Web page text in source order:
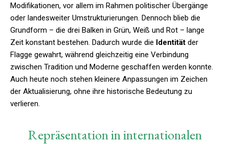
Modifikationen, vor allem im Rahmen politischer Übergänge
oder landesweiter Umstrukturierungen. Dennoch blieb die
Grundform – die drei Balken in Grün, Weiß und Rot – lange
Zeit konstant bestehen. Dadurch wurde die Identität der
Flagge gewahrt, während gleichzeitig eine Verbindung
zwischen Tradition und Moderne geschaffen werden konnte.
Auch heute noch stehen kleinere Anpassungen im Zeichen
der Aktualisierung, ohne ihre historische Bedeutung zu
verlieren.
Repräsentation in internationalen